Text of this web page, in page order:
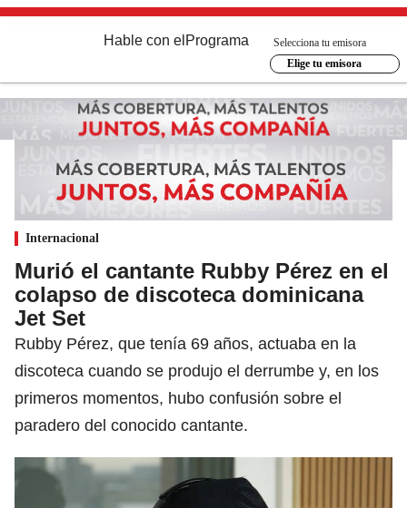
Hable con el Programa
Selecciona tu emisora
Elige tu emisora
Internacional
Murió el cantante Rubby Pérez en el
colapso de discoteca dominicana
Jet Set
Rubby Pérez, que tenía 69 años, actuaba en la
discoteca cuando se produjo el derrumbe y, en los
primeros momentos, hubo confusión sobre el
paradero del conocido cantante.